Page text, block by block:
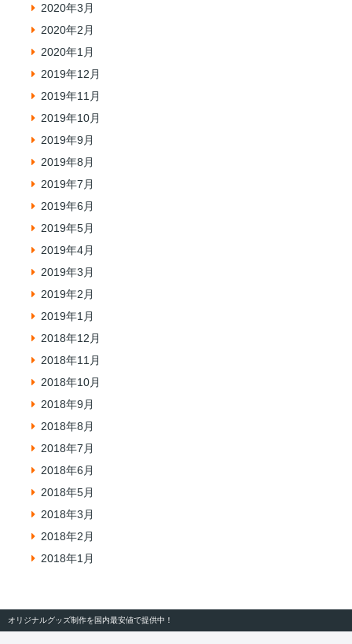
2020年3月
2020年2月
2020年1月
2019年12月
2019年11月
2019年10月
2019年9月
2019年8月
2019年7月
2019年6月
2019年5月
2019年4月
2019年3月
2019年2月
2019年1月
2018年12月
2018年11月
2018年10月
2018年9月
2018年8月
2018年7月
2018年6月
2018年5月
2018年3月
2018年2月
2018年1月
オリジナルグッズ制作を国内最安値で提供中！